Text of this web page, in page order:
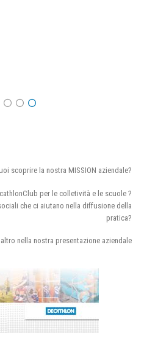
scoprire la nostra MISSION aziendale?
per le colletività e le scuole ?
che ci aiutano nella diffusione della
pratica?
nella nostra presentazione aziendale